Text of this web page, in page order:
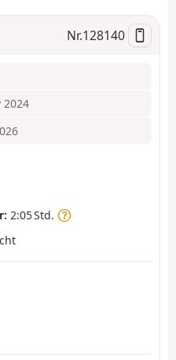
Nr.128140
2024
2:05 Std.